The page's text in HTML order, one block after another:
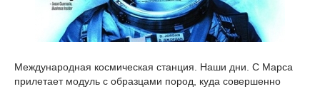
Международная космическая станция. Наши дни. С Марса
прилетает модуль с образцами пород, куда совершенно